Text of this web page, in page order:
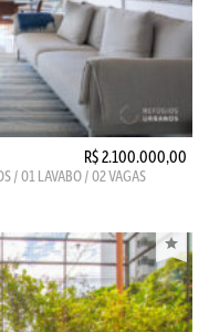
R$ 2.100.000,00
/ 01 LAVABO / 02 VAGAS